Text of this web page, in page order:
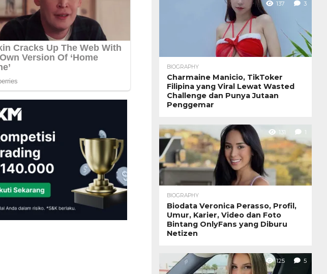
137 3
BIOGRAPHY
Charmaine Manicio, TikToker
Filipina yang Viral Lewat Wasted
Challenge dan Punya Jutaan
Penggemar
131 1
BIOGRAPHY
Biodata Veronica Perasso, Profil,
Umur, Karier, Video dan Foto
Bintang OnlyFans yang Diburu
Netizen
125 5